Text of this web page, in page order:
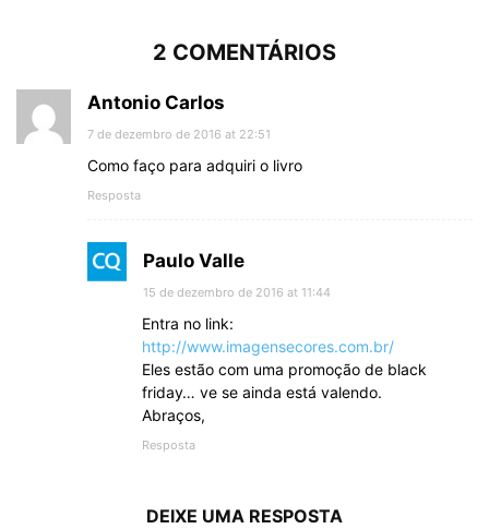
2 COMENTÁRIOS
Antonio Carlos
7 de dezembro de 2016 at 22:51
Como faço para adquiri o livro
Resposta
Paulo Valle
15 de dezembro de 2016 at 11:44
Entra no link:
http://www.imagensecores.com.br/
Eles estão com uma promoção de black
friday… ve se ainda está valendo.
Abraços,
Resposta
DEIXE UMA RESPOSTA